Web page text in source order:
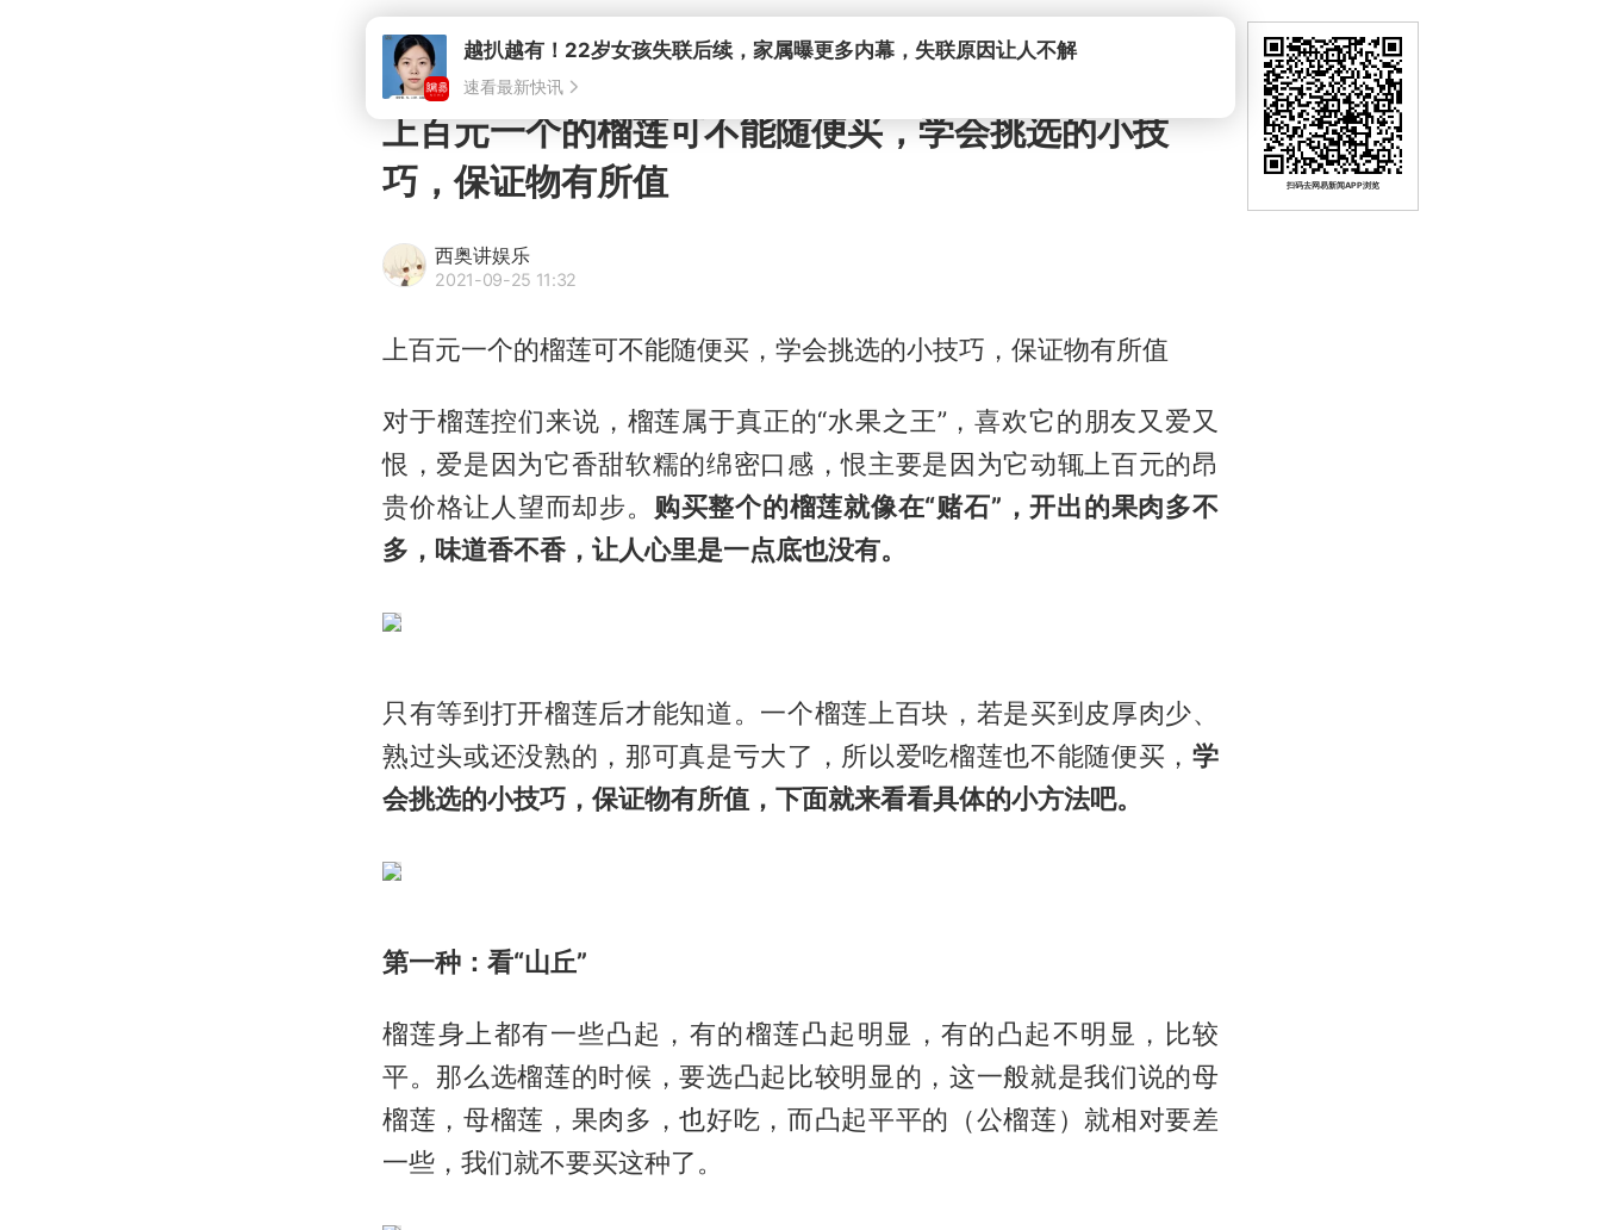
上百元一个的榴莲可不能随便买，学会挑选的小技
巧，保证物有所值
西奥讲娱乐
2021-09-25 11:32
上百元一个的榴莲可不能随便买，学会挑选的小技巧，保证物有所值
对于榴莲控们来说，榴莲属于真正的“水果之王”，喜欢它的朋友又爱又
恨，爱是因为它香甜软糯的绵密口感，恨主要是因为它动辄上百元的昂
贵价格让人望而却步。 购买整个的榴莲就像在“赌石”，开出的果肉多不
多，味道香不香，让人心里是一点底也没有。
只有等到打开榴莲后才能知道。一个榴莲上百块，若是买到皮厚肉少、
熟过头或还没熟的，那可真是亏大了，所以爱吃榴莲也不能随便买， 学
会挑选的小技巧，保证物有所值，下面就来看看具体的小方法吧。
第一种：看“山丘”
榴莲身上都有一些凸起，有的榴莲凸起明显，有的凸起不明显，比较
平。那么选榴莲的时候，要选凸起比较明显的，这一般就是我们说的母
榴莲，母榴莲，果肉多，也好吃，而凸起平平的（公榴莲）就相对要差
一些，我们就不要买这种了。
扫码去网易新闻APP浏览